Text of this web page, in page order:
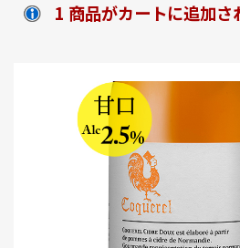
1 商品がカートに追加さ